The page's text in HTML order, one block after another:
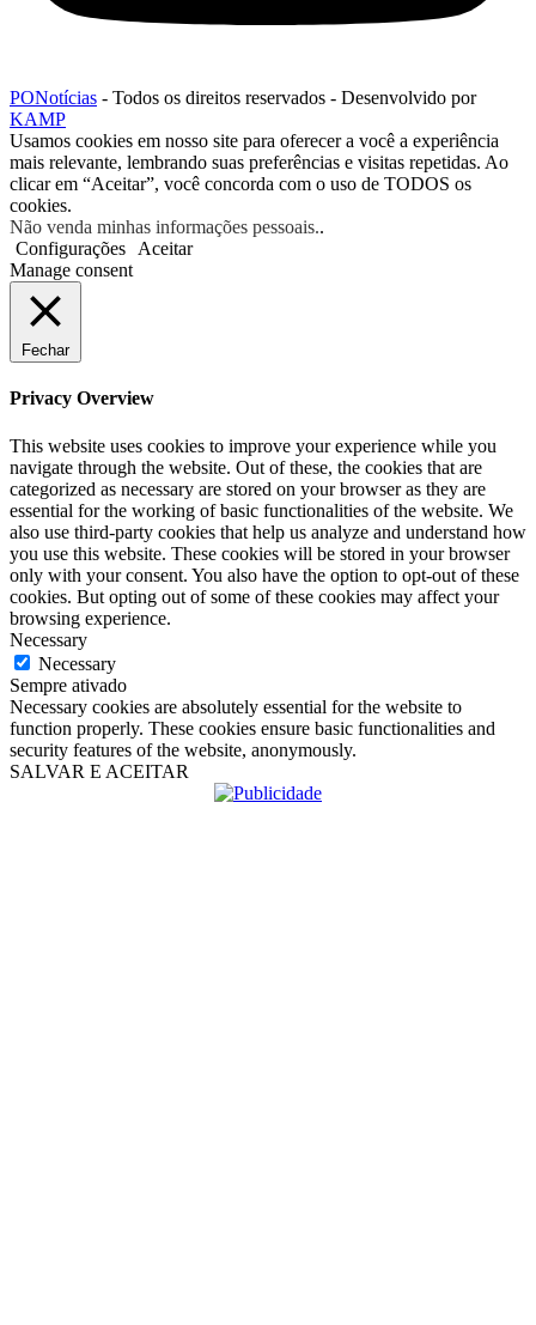
PONotícias - Todos os direitos reservados - Desenvolvido por
KAMP
Usamos cookies em nosso site para oferecer a você a experiência
mais relevante, lembrando suas preferências e visitas repetidas. Ao
clicar em “Aceitar”, você concorda com o uso de TODOS os
cookies.
Não venda minhas informações pessoais..
Configurações
Aceitar
Manage consent
Fechar
Privacy Overview
This website uses cookies to improve your experience while you
navigate through the website. Out of these, the cookies that are
categorized as necessary are stored on your browser as they are
essential for the working of basic functionalities of the website. We
also use third-party cookies that help us analyze and understand how
you use this website. These cookies will be stored in your browser
only with your consent. You also have the option to opt-out of these
cookies. But opting out of some of these cookies may affect your
browsing experience.
Necessary
Necessary
Sempre ativado
Necessary cookies are absolutely essential for the website to
function properly. These cookies ensure basic functionalities and
security features of the website, anonymously.
SALVAR E ACEITAR